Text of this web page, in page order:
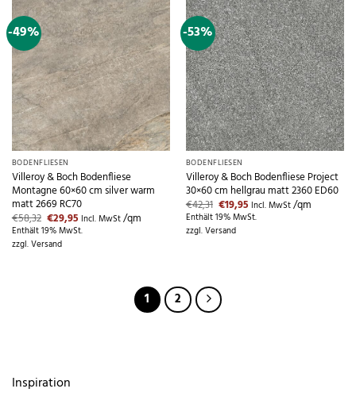
-49%
BODENFLIESEN
Villeroy & Boch Bodenfliese
Montagne 60×60 cm silver warm
matt 2669 RC70
€58,32 Ursprünglicher
Preis
war:
€58,32
€29,95Aktueller
Preis
ist:
Incl. MwSt/qm
Enthält 19% MwSt.
zzgl.Versand
-53%
BODENFLIESEN
Villeroy & Boch Bodenfliese Project
30×60 cm hellgrau matt 2360 ED60
€42,31 Ursprünglicher
Preis
war:
€42,31
€19,95Aktueller
Preis
ist:
Incl. MwSt/qm
Enthält 19% MwSt.
zzgl.Versand
1 2
Inspiration